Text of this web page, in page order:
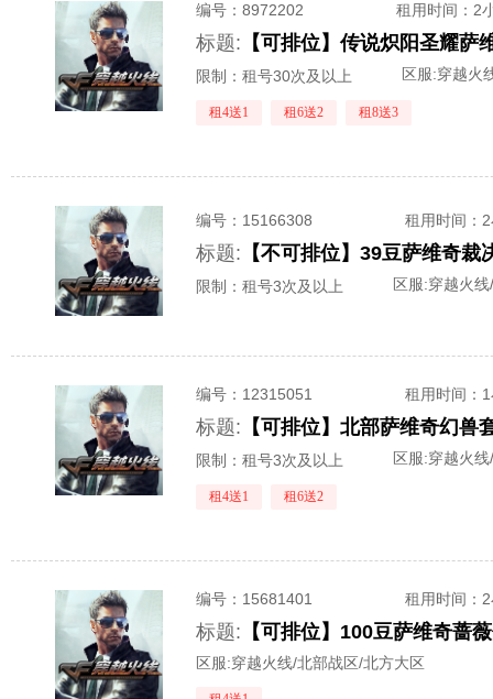
编号：8972202 租用时间 ：2
标题:
限制：租号30次及以上 区服:穿越火
租4送1 租6送2 租8送3
编号： 15166308 租用时间 ：
标题:
限制：租号3次及以上 区服:穿越火
编号： 12315051 租用时间 ：
标题:
限制：租号3次及以上 区服:穿越火
租4送1 租6送2
编号： 15681401 租用时间 ：
标题:
区服:穿越火线/北部战区/北方大区